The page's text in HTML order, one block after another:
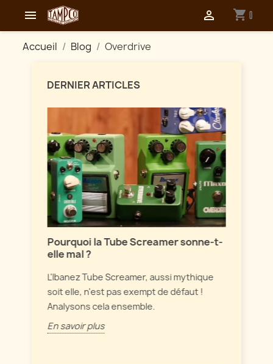
 shopping_cart 0

Accueil Blog Overdrive
DERNIER ARTICLES
Pourquoi la Tube Screamer sonne-t-
elle mal ?
L'Ibanez Tube Screamer, aussi mythique
soit elle, n'est pas exempt de défaut !
Analysons cela ensemble.
En savoir plus